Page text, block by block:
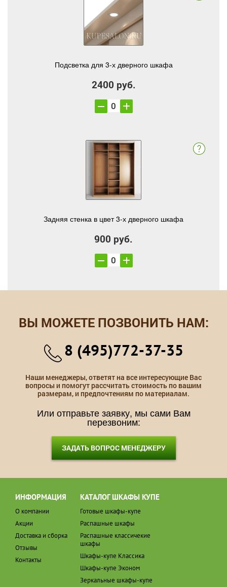
Подсветка для 3-х дверного шкафа
2400 руб.
Задняя стенка в цвет 3-х дверного шкафа
900 руб.
ВЫ МОЖЕТЕ ПОЗВОНИТЬ НАМ:
8 (495)772-37-35
Наши менеджеры, ответят на все интересующие Вас
вопросы и помогут рассчитать стоимость по вашим
размерам, и предпочтениям по материалам.
Или отправьте заявку, мы сами Вам
перезвоним:
ЗАДАТЬ ВОПРОС МЕНЕДЖЕРУ
ИНФОРМАЦИЯ
О компании
Акции
Доставка и сборка
Отзывы
Контакты
КАТАЛОГ ШКАФЫ КУПЕ
Готовые шкафы-купе
Распашные шкафы
Распашные классичекие
шкафы
Шкафы-купе Классика
Шкафы-купе Эконом
Зеркальные шкафы-купе